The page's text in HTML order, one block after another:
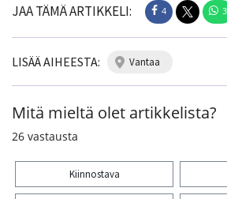
JAA TÄMÄ ARTIKKELI: 4 3
LISÄÄ AIHEESTA: vantaa
Mitä mieltä olet artikkelista?
26 vastausta
Kiinnostava